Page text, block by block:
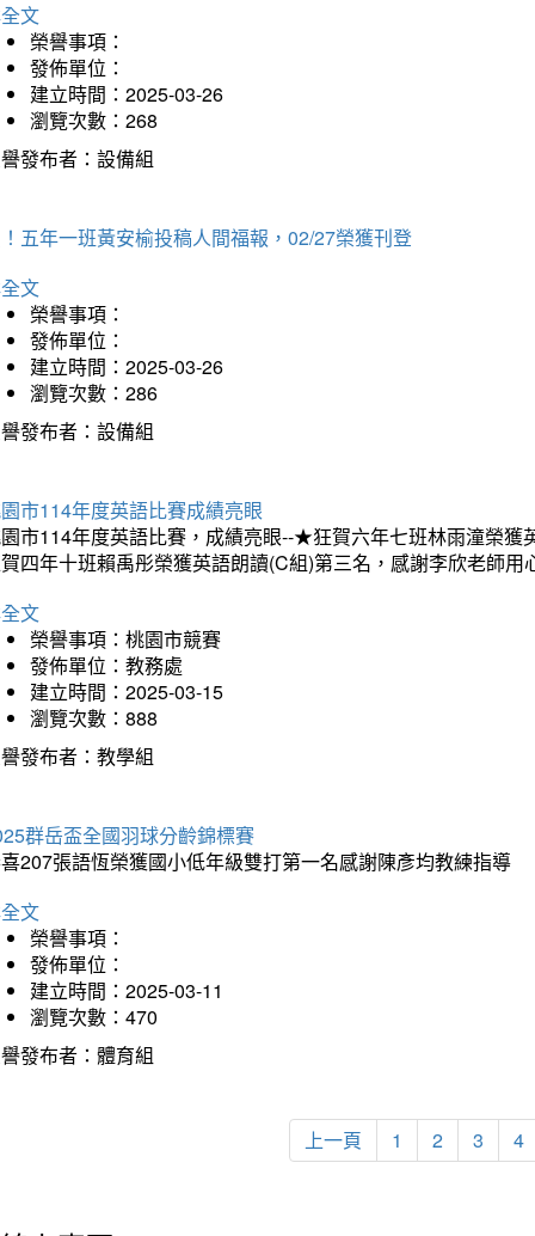
文
榮譽事項：
發佈單位：
建立時間：2025-03-26
瀏覽次數：268
發布者：設備組
五年一班黃安榆投稿人間福報，02/27榮獲刊登
文
榮譽事項：
發佈單位：
建立時間：2025-03-26
瀏覽次數：286
發布者：設備組
市114年度英語比賽成績亮眼
市114年度英語比賽，成績亮眼--★狂賀六年七班林雨潼榮
四年十班賴禹彤榮獲英語朗讀(C組)第三名，感謝李欣老師
文
榮譽事項：桃園市競賽
發佈單位：教務處
建立時間：2025-03-15
瀏覽次數：888
發布者：教學組
群岳盃全國羽球分齡錦標賽
207張語恆榮獲國小低年級雙打第一名感謝陳彥均教練指導
文
榮譽事項：
發佈單位：
建立時間：2025-03-11
瀏覽次數：470
發布者：體育組
上一頁 1 2 3 4